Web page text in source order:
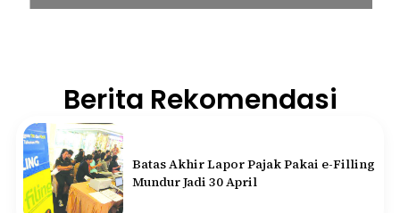
Berita Rekomendasi
Batas Akhir Lapor Pajak Pakai e-Filling
Mundur Jadi 30 April